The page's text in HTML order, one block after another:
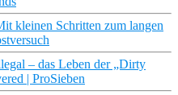
kleinen Schritten zum langen
– das Leben der „Dirty
| ProSieben